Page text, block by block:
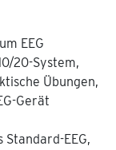
EEG
20-System,
Übungen,
Gerät
EEG,